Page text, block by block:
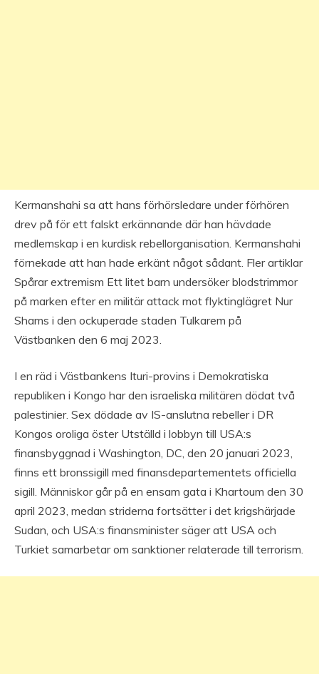
Kermanshahi sa att hans förhörsledare under förhören
drev på för ett falskt erkännande där han hävdade
medlemskap i en kurdisk rebellorganisation. Kermanshahi
förnekade att han hade erkänt något sådant. Fler artiklar
Spårar extremism Ett litet barn undersöker blodstrimmor
på marken efter en militär attack mot flyktinglägret Nur
Shams i den ockuperade staden Tulkarem på
Västbanken den 6 maj 2023.
I en räd i Västbankens Ituri-provins i Demokratiska
republiken i Kongo har den israeliska militären dödat två
palestinier. Sex dödade av IS-anslutna rebeller i DR
Kongos oroliga öster Utställd i lobbyn till USA:s
finansbyggnad i Washington, DC, den 20 januari 2023,
finns ett bronssigill med finansdepartementets officiella
sigill. Människor går på en ensam gata i Khartoum den 30
april 2023, medan striderna fortsätter i det krigshärjade
Sudan, och USA:s finansminister säger att USA och
Turkiet samarbetar om sanktioner relaterade till terrorism.